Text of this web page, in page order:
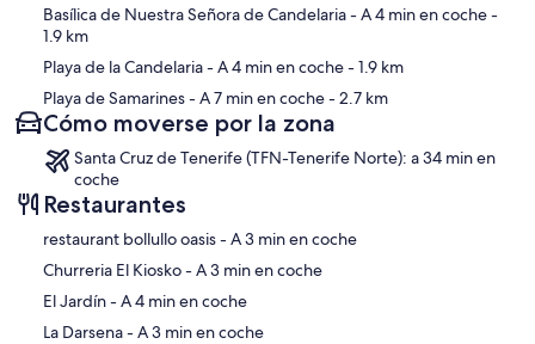
Basílica de Nuestra Señora de Candelaria- A 4 min en coche-
1.9 km
Playa de la Candelaria- A 4 min en coche- 1.9 km
Playa de Samarines- A 7 min en coche- 2.7 km
Cómo moverse por la zona
Santa Cruz de Tenerife (TFN-Tenerife Norte): a 34 min en
coche
Restaurantes
‪restaurant bollullo oasis - ‬A 3 min en coche
‪Churreria El Kiosko - ‬A 3 min en coche
‪El Jardín - ‬A 4 min en coche
‪La Darsena - ‬A 3 min en coche